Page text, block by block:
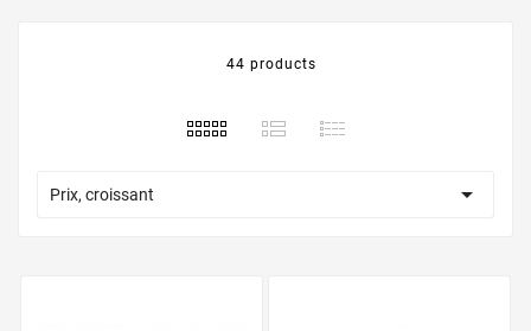
44 products
Prix, croissant 